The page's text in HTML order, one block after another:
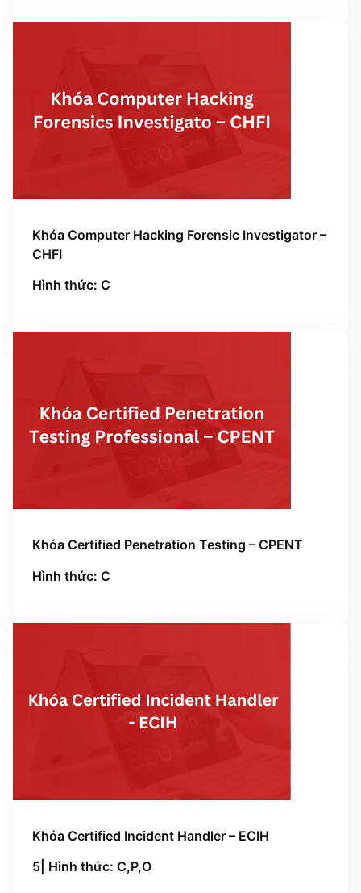
Khóa Computer Hacking Forensic Investigator –
CHFI
Hình thức: C
Khóa Certified Penetration Testing – CPENT
Hình thức: C
Khóa Certified Incident Handler – ECIH
5| Hình thức: C,P,O